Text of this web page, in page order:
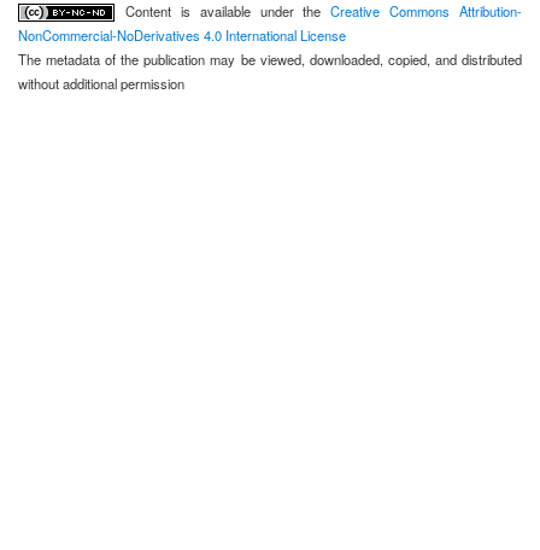
Content is available under theCreative Commons Attribution-
NonCommercial-NoDerivatives 4.0 International License
The metadata of the publication may be viewed, downloaded, copied, and distributed
without additional permission